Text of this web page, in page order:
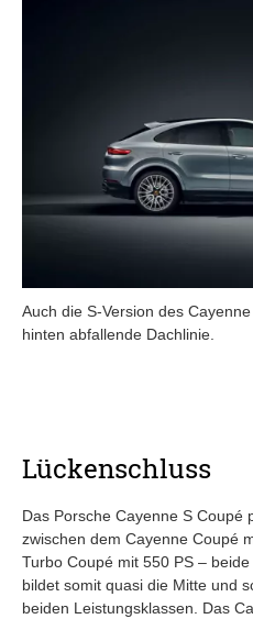
Auch die S-Version des
hinten abfallende Dachlinie.
Lückenschluss
Das Porsche Cayenne S Coupé
zwischen dem Cayenne Coupé
Turbo Coupé mit 550 PS –
bildet somit quasi die Mitte und
beiden Leistungsklassen. Das